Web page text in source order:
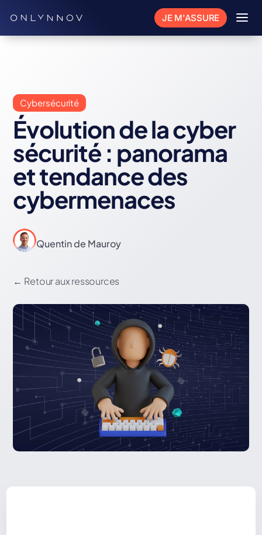
JE M'ASSURE a
Cybersécurité
Évolution de la cyber
sécurité : panorama
et tendance des
cybermenaces
Quentin de Mauroy
← Retour aux ressources